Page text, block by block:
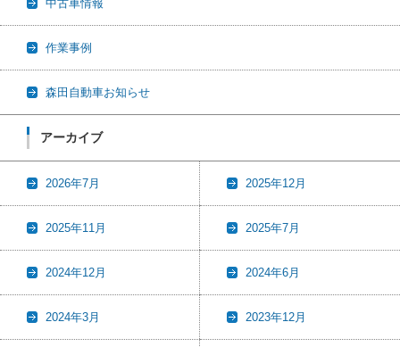
中古車情報
作業事例
森田自動車お知らせ
アーカイブ
2026年7月 2025年12月
2025年11月 2025年7月
2024年12月 2024年6月
2024年3月 2023年12月